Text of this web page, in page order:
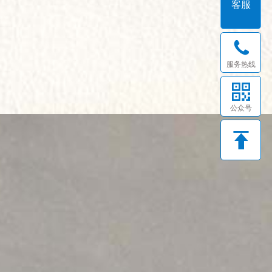
客服
服务热线
公众号